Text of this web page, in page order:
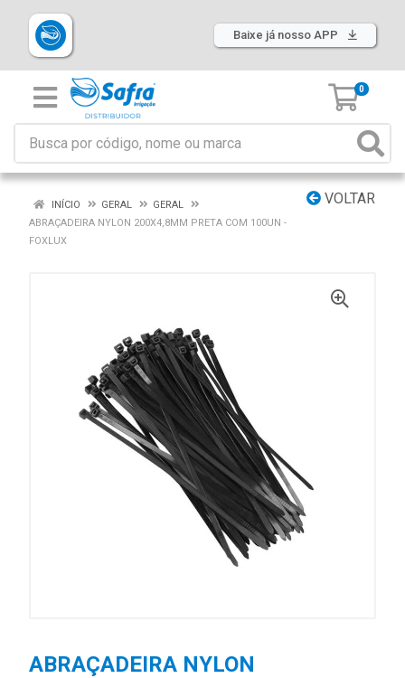
Baixe já nosso APP
0
VOLTAR
INÍCIO GERAL
GERAL
ABRAÇADEIRA NYLON 200X4,8MM PRETA COM 100UN -
FOXLUX
ABRAÇADEIRA NYLON